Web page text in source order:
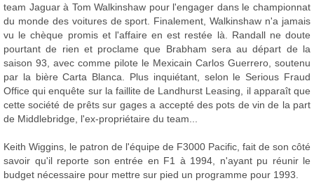
team Jaguar à Tom Walkinshaw pour l'engager dans le championnat
du monde des voitures de sport. Finalement, Walkinshaw n'a jamais
vu le chèque promis et l'affaire en est restée là. Randall ne doute
pourtant de rien et proclame que Brabham sera au départ de la
saison 93, avec comme pilote le Mexicain Carlos Guerrero, soutenu
par la bière Carta Blanca. Plus inquiétant, selon le Serious Fraud
Office qui enquête sur la faillite de Landhurst Leasing, il apparaît que
cette société de prêts sur gages a accepté des pots de vin de la part
de Middlebridge, l'ex-propriétaire du team...
Keith Wiggins, le patron de l'équipe de F3000 Pacific, fait de son côté
savoir qu'il reporte son entrée en F1 à 1994, n'ayant pu réunir le
budget nécessaire pour mettre sur pied un programme pour 1993.